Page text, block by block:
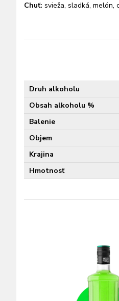
Chuť: svieža, sladká, melón,
Druh alkoholu
Obsah alkoholu %
Balenie
Objem
Krajina
Hmotnosť